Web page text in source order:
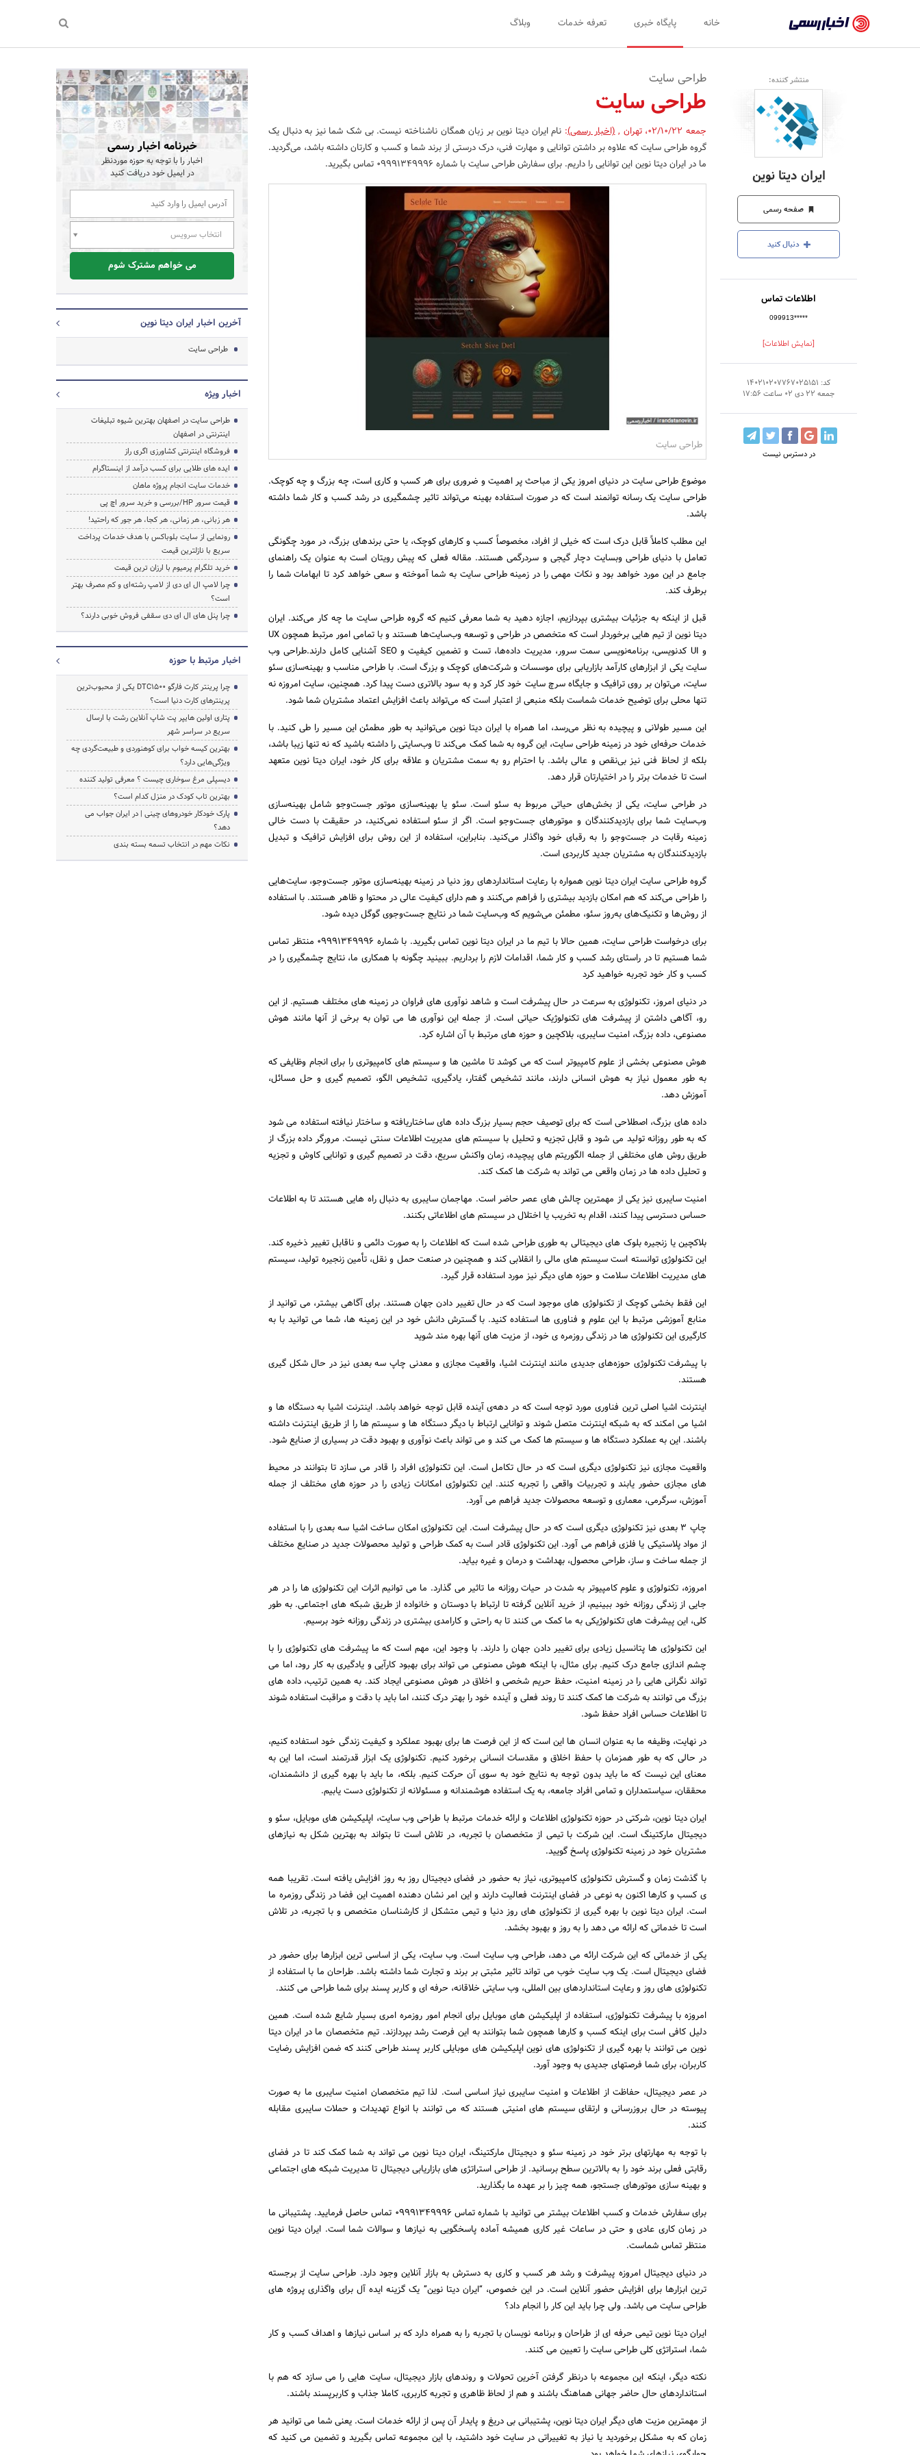
رسمی
-
اخبار
تایید
شده
شرکت‌ها،
سازمان‌ها
و
روابط
عمومی‌ها
خانه پایگاه خبری تعرفه خدمات وبلاگ
جستجو
منتشر کننده:
ایران دیتا نوین
صفحه رسمی
دنبال کنید
اطلاعات تماس
099913*****
[نمایش اطلاعات]
کد: 140210207767025151
جمعه 22 دی 02 ساعت 17:56
در دسترس نیست
طراحی سایت
طراحی سایت
جمعه 02/10/22 ،تهران ,(اخبار رسمی): نام ایران دیتا نوین بر زبان همگان ناشناخته نیست. بی شک شما نیز به دنبال یک
گروه طراحی سایت که علاوه بر داشتن توانایی و مهارت فنی، درک درستی از برند شما و کسب و کارتان داشته باشد، می‌گردید.
ما در ایران دیتا نوین این توانایی را داریم. برای سفارش طراحی سایت با شماره 09991349996 تماس بگیرید.
طراحی سایت
موضوع طراحی سایت در دنیای امروز یکی از مباحث پر اهمیت و ضروری برای هر کسب و کاری است، چه بزرگ و چه کوچک.
طراحی سایت یک رسانه توانمند است که در صورت استفاده بهینه می‌تواند تاثیر چشمگیری در رشد کسب و کار شما داشته
باشد.
این مطلب کاملاً قابل درک است که خیلی از افراد، مخصوصاً کسب و کارهای کوچک، یا حتی برندهای بزرگ، در مورد چگونگی
تعامل با دنیای طراحی وبسایت دچار گیجی و سردرگمی هستند. مقاله فعلی که پیش رویتان است به عنوان یک راهنمای
جامع در این مورد خواهد بود و نکات مهمی را در زمینه طراحی سایت به شما آموخته و سعی خواهد کرد تا ابهامات شما را
برطرف کند.
قبل از اینکه به جزئیات بیشتری بپردازیم، اجازه دهید به شما معرفی کنیم که گروه طراحی سایت ما چه کار می‌کند. ایران
دیتا نوین از تیم هایی برخوردار است که متخصص در طراحی و توسعه وب‌سایت‌ها هستند و با تمامی امور مرتبط همچون UX
و UI کدنویسی، برنامه‌نویسی سمت سرور، مدیریت داده‌ها، تست و تضمین کیفیت و SEO آشنایی کامل دارند.طراحی وب
سایت یکی از ابزارهای کارآمد بازاریابی برای موسسات و شرکت‌های کوچک و بزرگ است. با طراحی مناسب و بهینه‌سازی سئو
سایت، می‌توان بر روی ترافیک و جایگاه سرچ سایت خود کار کرد و به سود بالاتری دست پیدا کرد. همچنین، سایت امروزه نه
تنها محلی برای توضیح خدمات شماست بلکه منبعی از اعتبار است که می‌تواند باعث افزایش اعتماد مشتریان شما شود.
این مسیر طولانی و پیچیده به نظر می‌رسد، اما همراه با ایران دیتا نوین می‌توانید به طور مطمئن این مسیر را طی کنید. با
خدمات حرفه‌ای خود در زمینه طراحی سایت، این گروه به شما کمک می‌کند تا وب‌سایتی را داشته باشید که نه تنها زیبا باشد،
بلکه از لحاظ فنی نیز بی‌نقص و عالی باشد. با احترام رو به سمت مشتریان و علاقه برای کار خود، ایران دیتا نوین متعهد
است تا خدمات برتر را در اختیارتان قرار دهد.
در طراحی سایت، یکی از بخش‌های حیاتی مربوط به سئو است. سئو یا بهینه‌سازی موتور جست‌و‌جو شامل بهینه‌سازی
وب‌سایت شما برای بازدیدکنندگان و موتورهای جست‌و‌جو است. اگر از سئو استفاده نمی‌کنید، در حقیقت با دست خالی
زمینه رقابت در جست‌و‌جو را به رقبای خود واگذار می‌کنید. بنابراین، استفاده از این روش برای افزایش ترافیک و تبدیل
بازدیدکنندگان به مشتریان جدید کاربردی است.
گروه طراحی سایت ایران دیتا نوین همواره با رعایت استانداردهای روز دنیا در زمینه بهینه‌سازی موتور جست‌و‌جو، سایت‌هایی
را طراحی می‌کند که هم امکان بازدید بیشتری را فراهم می‌کنند و هم دارای کیفیت عالی در محتوا و ظاهر هستند. با استفاده
از روش‌ها و تکنیک‌های به‌روز سئو، مطمئن می‌شویم که وب‌سایت شما در نتایج جست‌و‌جوی گوگل دیده شود.
برای درخواست طراحی سایت، همین حالا با تیم ما در ایران دیتا نوین تماس بگیرید. با شماره 09991349996 منتظر تماس
شما هستیم تا در راستای رشد کسب و کار شما، اقدامات لازم را برداریم. ببینید چگونه با همکاری ما، نتایج چشمگیری را در
کسب و کار خود تجربه خواهید کرد
در دنیای امروز، تکنولوژی به سرعت در حال پیشرفت است و شاهد نوآوری های فراوان در زمینه های مختلف هستیم. از این
رو، آگاهی داشتن از پیشرفت های تکنولوژیک حیاتی است. از جمله این نوآوری ها می توان به برخی از آنها مانند هوش
مصنوعی، داده بزرگ، امنیت سایبری، بلاکچین و حوزه های مرتبط با آن اشاره کرد.
هوش مصنوعی بخشی از علوم کامپیوتر است که می کوشد تا ماشین ها و سیستم های کامپیوتری را برای انجام وظایفی که
به طور معمول نیاز به هوش انسانی دارند، مانند تشخیص گفتار، یادگیری، تشخیص الگو، تصمیم گیری و حل مسائل،
آموزش دهد.
داده های بزرگ، اصطلاحی است که برای توصیف حجم بسیار بزرگ داده های ساختاریافته و ساختار نیافته استفاده می شود
که به طور روزانه تولید می شود و قابل تجزیه و تحلیل با سیستم های مدیریت اطلاعات سنتی نیست. مرورگر داده بزرگ از
طریق روش های مختلفی از جمله الگوریتم های پیچیده، زمان واکنش سریع، دقت در تصمیم گیری و توانایی کاوش و تجزیه
و تحلیل داده ها در زمان واقعی می تواند به شرکت ها کمک کند.
امنیت سایبری نیز یکی از مهمترین چالش های عصر حاضر است. مهاجمان سایبری به دنبال راه هایی هستند تا به اطلاعات
حساس دسترسی پیدا کنند، اقدام به تخریب یا اختلال در سیستم های اطلاعاتی بکنند.
بلاکچین یا زنجیره بلوک های دیجیتالی به طوری طراحی شده است که اطلاعات را به صورت دائمی و ناقابل تغییر ذخیره کند.
این تکنولوژی توانسته است سیستم های مالی را انقلابی کند و همچنین در صنعت حمل و نقل، تأمین زنجیره تولید، سیستم
های مدیریت اطلاعات سلامت و حوزه های دیگر نیز مورد استفاده قرار گیرد.
این فقط بخشی کوچک از تکنولوژی های موجود است که در حال تغییر دادن جهان هستند. برای آگاهی بیشتر، می توانید از
منابع آموزشی مرتبط با این علوم و فناوری ها استفاده کنید. با گسترش دانش خود در این زمینه ها، شما می توانید با به
کارگیری این تکنولوژی ها در زندگی روزمره ی خود، از مزیت های آنها بهره مند شوید
با پیشرفت تکنولوژی حوزه‌های جدیدی مانند اینترنت اشیا، واقعیت مجازی و معدنی چاپ سه بعدی نیز در حال شکل گیری
هستند.
اینترنت اشیا اصلی ترین فناوری مورد توجه است که در دهه‌ی آینده قابل توجه خواهد باشد. اینترنت اشیا به دستگاه ها و
اشیا می امکند که به شبکه اینترنت متصل شوند و توانایی ارتباط با دیگر دستگاه ها و سیستم ها را از طریق اینترنت داشته
باشند. این به عملکرد دستگاه ها و سیستم ها کمک می کند و می تواند باعث نوآوری و بهبود دقت در بسیاری از صنایع شود.
واقعیت مجازی نیز تکنولوژی دیگری است که در حال تکامل است. این تکنولوژی افراد را قادر می سازد تا بتوانند در محیط
های مجازی حضور یابند و تجربیات واقعی را تجربه کنند. این تکنولوژی امکانات زیادی را در حوزه های مختلف از جمله
آموزش، سرگرمی، معماری و توسعه محصولات جدید فراهم می آورد.
چاپ ۳ بعدی نیز تکنولوژی دیگری است که در حال پیشرفت است. این تکنولوژی امکان ساخت اشیا سه بعدی را با استفاده
از مواد پلاستیکی یا فلزی فراهم می آورد. این تکنولوژی قادر است به کمک طراحی و تولید محصولات جدید در صنایع مختلف
از جمله ساخت و ساز، طراحی محصول، بهداشت و درمان و غیره بیاید.
امروزه، تکنولوژی و علوم کامپیوتر به شدت در حیات روزانه ما تاثیر می گذارد. ما می توانیم اثرات این تکنولوژی ها را در هر
جایی از زندگی روزانه خود ببینیم، از خرید آنلاین گرفته تا ارتباط با دوستان و خانواده از طریق شبکه های اجتماعی. به طور
کلی، این پیشرفت های تکنولوژیکی به ما کمک می کنند تا به راحتی و کارامدی بیشتری در زندگی روزانه خود برسیم.
این تکنولوژی ها پتانسیل زیادی برای تغییر دادن جهان را دارند. با وجود این، مهم است که ما پیشرفت های تکنولوژی را با
چشم اندازی جامع درک کنیم. برای مثال، با اینکه هوش مصنوعی می تواند برای بهبود کارآیی و یادگیری به کار رود، اما می
تواند نگرانی هایی را در زمینه امنیت، حفظ حریم شخصی و اخلاق در هوش مصنوعی ایجاد کند. به همین ترتیب، داده های
بزرگ می توانند به شرکت ها کمک کنند تا روند فعلی و آینده خود را بهتر درک کنند، اما باید با دقت و مراقبت استفاده شوند
تا اطلاعات حساس افراد حفظ شود.
در نهایت، وظیفه ما به عنوان انسان ها این است که از این فرصت ها برای بهبود عملکرد و کیفیت زندگی خود استفاده کنیم،
در حالی که به طور همزمان با حفظ اخلاق و مقدسات انسانی برخورد کنیم. تکنولوژی یک ابزار قدرتمند است، اما این به
معنای این نیست که ما باید بدون توجه به نتایج خود به سوی آن حرکت کنیم. بلکه، ما باید با بهره گیری از دانشمندان،
محققان، سیاستمداران و تمامی افراد جامعه، به یک استفاده هوشمندانه و مسئولانه از تکنولوژی دست یابیم.
ایران دیتا نوین، شرکتی در حوزه تکنولوژی اطلاعات و ارائه خدمات مرتبط با طراحی وب سایت، اپلیکیشن های موبایل، سئو و
دیجیتال مارکتینگ است. این شرکت با تیمی از متخصصان با تجربه، در تلاش است تا بتواند به بهترین شکل به نیازهای
مشتریان خود در زمینه تکنولوژی پاسخ گویید.
با گذشت زمان و گسترش تکنولوژی کامپیوتری، نیاز به حضور در فضای دیجیتال روز به روز افزایش یافته است. تقریبا همه
ی کسب و کارها اکنون به نوعی در فضای اینترنت فعالیت دارند و این امر نشان دهنده اهمیت این فضا در زندگی روزمره ما
است. ایران دیتا نوین با بهره گیری از تکنولوژی های روز دنیا و تیمی متشکل از کارشناسان متخصص و با تجربه، در تلاش
است تا خدماتی که ارائه می دهد را به روز و بهبود بخشد.
یکی از خدماتی که این شرکت ارائه می دهد، طراحی وب سایت است. وب سایت، یکی از اساسی ترین ابزارها برای حضور در
فضای دیجیتال است. یک وب سایت خوب می تواند تاثیر مثبتی بر برند و تجارت شما داشته باشد. طراحان ما با استفاده از
تکنولوژی های روز و رعایت استانداردهای بین المللی، وب سایتی خلاقانه، حرفه ای و کاربر پسند برای شما طراحی می کنند.
امروزه با پیشرفت تکنولوژی، استفاده از اپلیکیشن های موبایل برای انجام امور روزمره امری بسیار شایع شده است. همین
دلیل کافی است برای اینکه کسب و کارها همچون شما بتوانند به این فرصت رشد بپردازند. تیم متخصصان ما در ایران دیتا
نوین می توانند با بهره گیری از تکنولوژی های نوین اپلیکیشن های موبایلی کاربر پسند طراحی کنند که ضمن افزایش رضایت
کاربران، برای شما فرصتهای جدیدی به وجود آورد.
در عصر دیجیتال، حفاظت از اطلاعات و امنیت سایبری نیاز اساسی است. لذا تیم متخصصان امنیت سایبری ما به صورت
پیوسته در حال بروزرسانی و ارتقای سیستم های امنیتی هستند که می توانند با انواع تهدیدات و حملات سایبری مقابله
کنند.
با توجه به مهارتهای برتر خود در زمینه سئو و دیجیتال مارکتینگ، ایران دیتا نوین می تواند به شما کمک کند تا در فضای
رقابتی فعلی برند خود را به بالاترین سطح برسانید. از طراحی استراتژی های بازاریابی دیجیتال تا مدیریت شبکه های اجتماعی
و بهینه سازی موتورهای جستجو، همه چیز را بر عهده ما بگذارید.
برای سفارش خدمات و کسب اطلاعات بیشتر می توانید با شماره تماس 09991349996 تماس حاصل فرمایید. پشتیبانی ما
در زمان کاری عادی و حتی در ساعات غیر کاری همیشه آماده پاسخگویی به نیازها و سوالات شما است. ایران دیتا نوین
منتظر تماس شماست.
در دنیای دیجیتال امروزه پیشرفت و رشد هر کسب و کاری به دسترش به بازار آنلاین وجود دارد. طراحی سایت از برجسته
ترین ابزارها برای افزایش حضور آنلاین است. در این خصوص، “ایران دیتا نوین” یک گزینه ایده آل برای واگذاری پروژه های
طراحی سایت می باشد. ولی چرا باید این کار را انجام داد؟
ایران دیتا نوین تیمی حرفه ای از طراحان و برنامه نویسان با تجربه را به همراه دارد که بر اساس نیازها و اهداف کسب و کار
شما، استراتژی کلی طراحی سایت را تعیین می کنند.
نکته دیگر، اینکه این مجموعه با درنظر گرفتن آخرین تحولات و روندهای بازار دیجیتال، سایت هایی را می سازد که هم با
استانداردهای حال حاضر جهانی هماهنگ باشند و هم از لحاظ ظاهری و تجربه کاربری، کاملا جذاب و کاربرپسند باشند.
از مهمترین مزیت های دیگر ایران دیتا نوین، پشتیبانی بی دریغ و پایدار آن پس از ارائه خدمات است. یعنی شما می توانید هر
زمان که به مشکل برخوردید یا نیاز به تغییراتی در سایت خود داشتید، با این مجموعه تماس بگیرید و تضمین می کنید که
خبرنامه اخبار رسمی
اخبار را با توجه به حوزه موردنظر
در ایمیل خود دریافت کنید
انتخاب سرویس
می خواهم مشترک شوم
آخرین اخبار ایران دیتا نوین
طراحی سایت
اخبار ویژه
طراحی سایت در اصفهان بهترین شیوه تبلیغات
اینترنتی در اصفهان
فروشگاه اینترنتی کشاورزی اگری راز
ایده های طلایی برای کسب درآمد از اینستاگرام
خدمات سایت انجام پروژه ماهان
قیمت سرور HP/بررسی و خرید سرور اچ پی
هر زبانی، هر زمانی، هر کجا، هر جور که راحتید!
رونمایی از سایت بلوباکس با هدف خدمات پرداخت
سریع با نازلترین قیمت
خرید تلگرام پرمیوم با ارزان ترین قیمت
چرا لامپ ال ای دی از لامپ رشته‌ای و کم مصرف بهتر
است؟
چرا پنل های ال ای دی سقفی فروش خوبی دارند؟
اخبار مرتبط با حوزه
چرا پرینتر کارت فارگو DTC1500 یکی از محبوب‌ترین
پرینترهای کارت دنیا است؟
پتاری اولین هایپر پت شاپ آنلاین رشت با ارسال
سریع در سراسر شهر
بهترین کیسه خواب برای کوهنوردی و طبیعت‌گردی چه
ویژگی‌هایی دارد؟
دیسپلی مرغ سوخاری چیست ؟ معرفی تولید کننده
بهترین تاب کودک در منزل کدام است؟
پارک خودکار خودروهای چینی | در ایران جواب می
دهد؟
نکات مهم در انتخاب تسمه بسته بندی